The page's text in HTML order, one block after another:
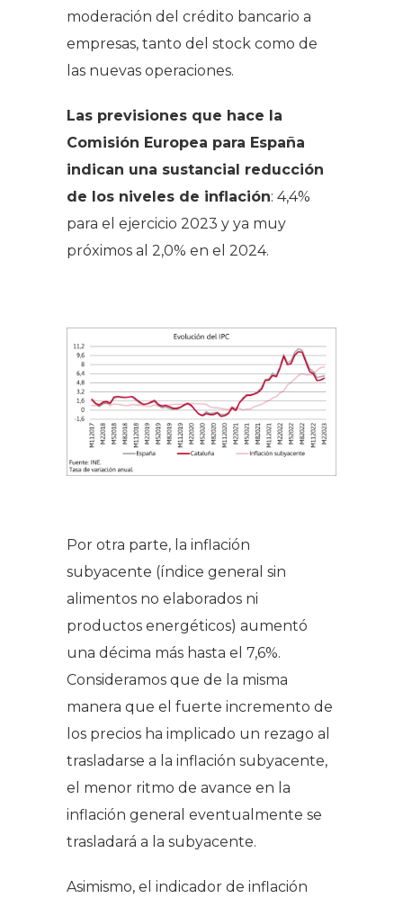
moderación del crédito bancario a
empresas, tanto del stock como de
las nuevas operaciones.
Las previsiones que hace la
Comisión Europea para España
indican una sustancial reducción
de los niveles de inflación: 4,4%
para el ejercicio 2023 y ya muy
próximos al 2,0% en el 2024.
Por otra parte, la inflación
subyacente (índice general sin
alimentos no elaborados ni
productos energéticos) aumentó
una décima más hasta el 7,6%.
Consideramos que de la misma
manera que el fuerte incremento de
los precios ha implicado un rezago al
trasladarse a la inflación subyacente,
el menor ritmo de avance en la
inflación general eventualmente se
trasladará a la subyacente.
Asimismo, el indicador de inflación